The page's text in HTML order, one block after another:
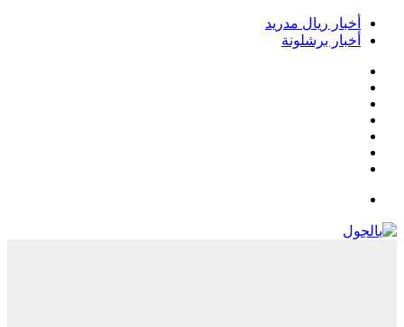
أخبار ريال مدريد
أخبار برشلونة